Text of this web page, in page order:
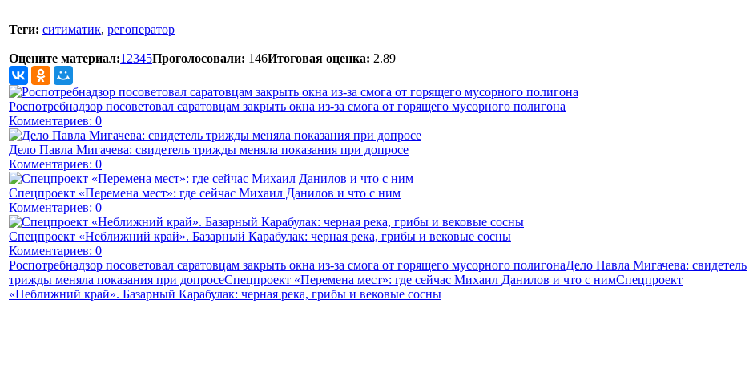
Теги: ситиматик, регоператор
Оцените материал:1 2345Проголосовали: 146Итоговая оценка: 2.89
Роспотребнадзор посоветовал саратовцам закрыть окна из-за смога от горящего мусорного полигона
Комментариев: 0
Дело Павла Мигачева: свидетель трижды меняла показания при допросе
Комментариев: 0
Спецпроект «Перемена мест»: где сейчас Михаил Данилов и что с ним
Комментариев: 0
Спецпроект «Неближний край». Базарный Карабулак: черная река, грибы и вековые сосны
Комментариев: 0
Роспотребнадзор посоветовал саратовцам закрыть окна из-за смога от горящего мусорного полигонаДело Павла Мигачева: свидетель
трижды меняла показания при допросеСпецпроект «Перемена мест»: где сейчас Михаил Данилов и что с нимСпецпроект
«Неближний край». Базарный Карабулак: черная река, грибы и вековые сосны